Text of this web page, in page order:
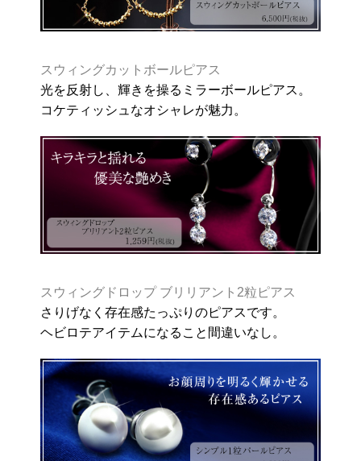
スウィングカットボールピアス
光を反射し、輝きを操るミラーボールピアス。
コケティッシュなオシャレが魅力。
スウィングドロップ ブリリアント2粒ピアス
さりげなく存在感たっぷりのピアスです。
ヘビロテアイテムになること間違いなし。